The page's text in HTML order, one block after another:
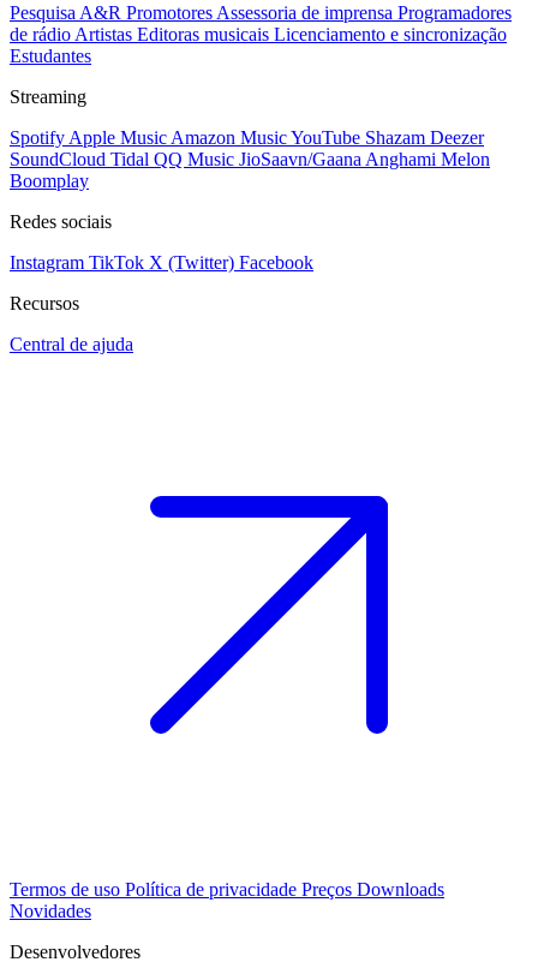
Pesquisa A&R Promotores Assessoria de imprensa Programadores
de rádio Artistas Editoras musicais Licenciamento e sincronização
Estudantes
Streaming
Spotify Apple Music Amazon MusicYouTube Shazam Deezer
SoundCloud Tidal QQ Music JioSaavn/Gaana Anghami Melon
Boomplay
Redes sociais
Instagram TikTok X (Twitter) Facebook
Recursos
Central de ajuda
Termos de uso Política de privacidade Preços Downloads
Novidades
Desenvolvedores